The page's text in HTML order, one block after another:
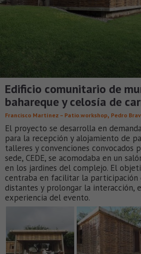
Edificio comunitario de
bahareque y celosía de
Francisco Martínez – Patio.workshop, Pedro
El proyecto se desarrolla en
para la recepción y alojamiento de
talleres y convenciones convocados
sede, CEDE, se acomodaba en un
en los jardines del complejo. El
centraba en facilitar la participación
distantes y prolongar la interacción,
experiencia del evento.